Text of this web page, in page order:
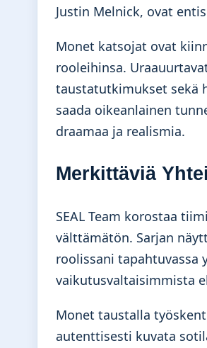
Justin Melnick, ovat
Monet katsojat ovat
rooleihinsa.
taustatutkimukset sekä
saada oikeanlainen
draamaa ja realismia.
Merkittäviä
SEAL Team korostaa
välttämätön. Sarjan
roolissani tapahtuvassa
vaikutusvaltaisimmista
Monet taustalla
autenttisesti kuvata